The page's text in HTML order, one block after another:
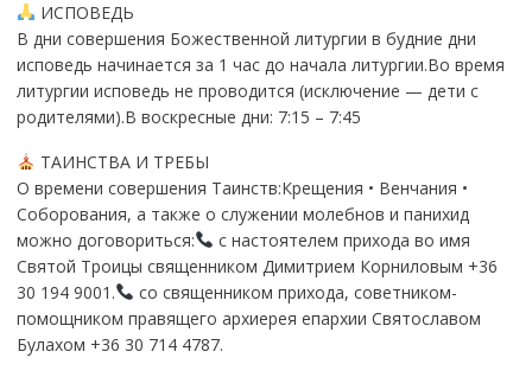
ИСПОВЕДЬ
В дни совершения Божественной литургии в будние дни
исповедь начинается за 1 час до начала литургии.Во время
литургии исповедь не проводится (исключение — дети с
родителями).В воскресные дни: 7:15 – 7:45
ТАИНСТВА И ТРЕБЫ
О времени совершения Таинств:Крещения • Венчания •
Соборования, а также о служении молебнов и панихид
можно договориться:
с настоятелем прихода во имя
Святой Троицы священником Димитрием Корниловым +36
30 194 9001.
со священником прихода, советником-
помощником правящего архиерея епархии Святославом
Булахом +36 30 714 4787.